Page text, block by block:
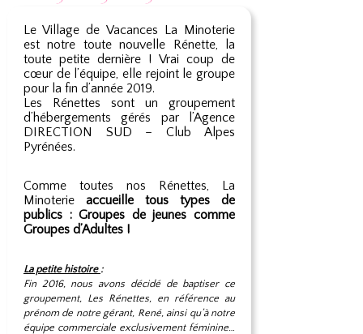
Le Village de Vacances La Minoterie
est notre toute nouvelle Rénette, la
toute petite dernière ! Vrai coup de
cœur de l’équipe, elle rejoint le groupe
pour la fin d’année 2019.
Les Rénettes sont un groupement
d’hébergements gérés par l’Agence
DIRECTION SUD – Club Alpes
Pyrénées.
Comme toutes nos Rénettes, La
Minoterie accueille tous types de
publics : Groupes de jeunes comme
Groupes d’Adultes !
La petite histoire :
Fin 2016, nous avons décidé de baptiser ce
groupement, Les Rénettes, en référence au
prénom de notre gérant, René, ainsi qu’à notre
équipe commerciale exclusivement féminine…
90 lits répartis sur
9 « bâtiments » le tout installé sur un
location